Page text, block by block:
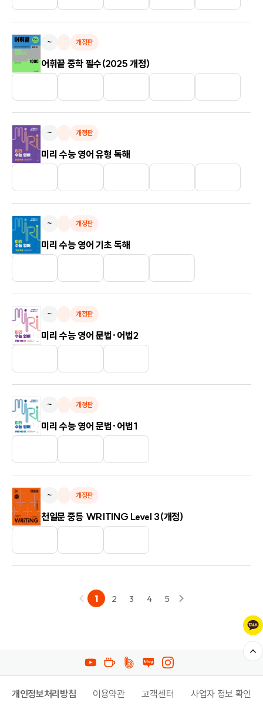
~ 개정판
어휘끝 중학 필수(2025 개정)
~ 개정판
미리 수능 영어 유형 독해
~ 개정판
미리 수능 영어 기초 독해
~ 개정판
미리 수능 영어 문법·어법2
~ 개정판
미리 수능 영어 문법·어법1
~ 개정판
천일문 중등 WRITING Level 3(개정)
1 2 3 4 5
개인정보처리방침 이용약관 고객센터 사업자 정보 확인